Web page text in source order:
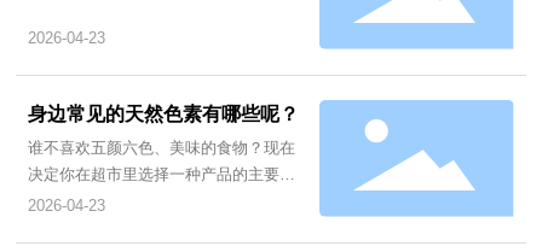
2026-04-23
身边常见的天然色素有哪些呢？
谁不喜欢五颜六色、美味的食物？现在
决定你在超市里选择一种产品的主要因
素不是其他了，而是在于“它”好不好
2026-04-23